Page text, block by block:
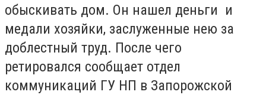
обыскивать дом. Он нашел деньги и
медали хозяйки, заслуженные нею за
доблестный труд. После чего
ретировался сообщает отдел
коммуникаций ГУ НП в Запорожской